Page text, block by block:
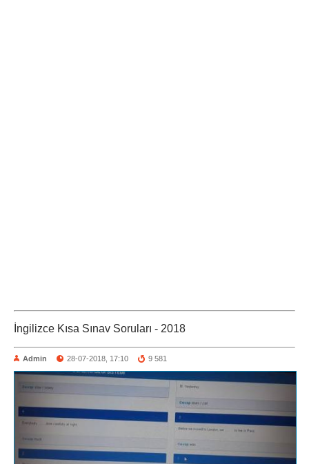
İngilizce Kısa Sınav Soruları - 2018
Admin 28-07-2018, 17:10 9 581